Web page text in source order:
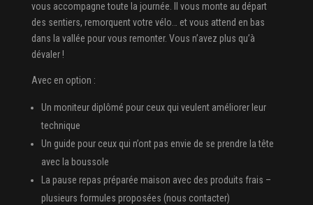
vous accompagne toute la journée. Il vous monte au départ
des sentiers, remorquent votre vélo… et vous attend en bas
dans la vallée pour vous remonter. Vous n’avez plus qu’à
dévaler !
Avec en option :
Un moniteur diplômé pour ceux qui veulent améliorer leur
technique
Un guide pour ceux qui n’ont pas envie de se prendre la tête
avec la boussole
La pause repas préparée maison avec des produits frais –
plusieurs formules proposées (nous contacter)